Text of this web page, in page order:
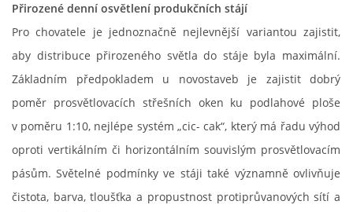
Nahoru ↑
Přirozené denní osvětlení produkčních stájí
Pro chovatele je jednoznačně nejlevnější variantou zajistit,
aby distribuce přirozeného světla do stáje byla maximální.
Základním předpokladem u novostaveb je zajistit dobrý
poměr prosvětlovacích střešních oken ku podlahové ploše
v poměru 1:10, nejlépe systém „cic- cak“, který má řadu výhod
oproti vertikálním či horizontálním souvislým prosvětlovacím
pásům. Světelné podmínky ve stáji také významně ovlivňuje
čistota, barva, tloušťka a propustnost protiprůvanových sítí a